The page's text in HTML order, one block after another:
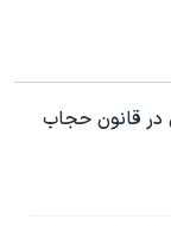
در قانون حجاب